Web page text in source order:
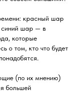
красный шар
шар — в
которые
о том, кто что будет
(по их мнению)
большей